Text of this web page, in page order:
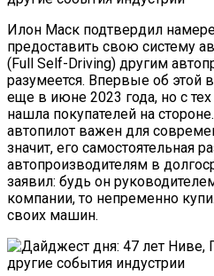
Илон Маск подтвердил
предоставить свою систему
(Full Self-Driving) другим
разумеется. Впервые об этой
еще в июне 2023 года, но с
нашла покупателей на
автопилот важен для
значит, его самостоятельная
автопроизводителям в
заявил: будь он
компании, то непременно
своих машин.